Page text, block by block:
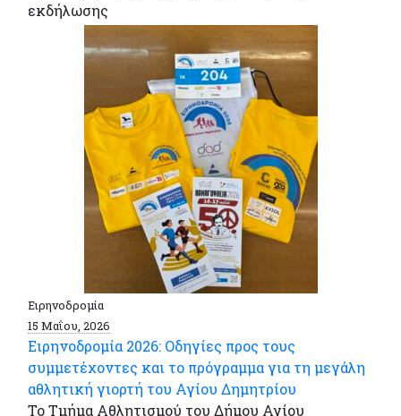
εκδήλωσης
Ειρηνοδρομία
15 Μαΐου, 2026
Ειρηνοδρομία 2026: Οδηγίες προς τους
συμμετέχοντες και το πρόγραμμα για τη μεγάλη
αθλητική γιορτή του Αγίου Δημητρίου
Το Τμήμα Αθλητισμού του Δήμου Αγίου